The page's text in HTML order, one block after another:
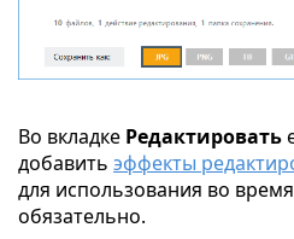
Во вкладке Редактировать
добавить эффекты
для использования во
обязательно.